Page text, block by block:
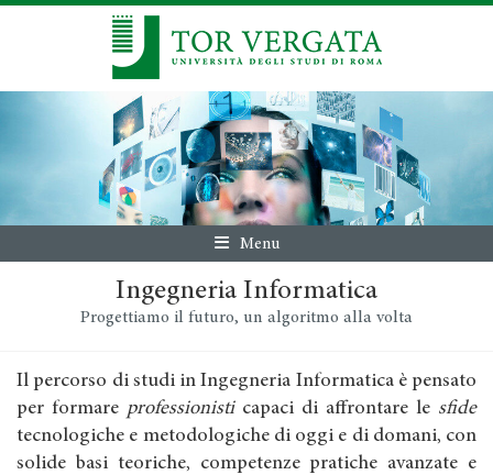
Menu
Ingegneria Informatica
Progettiamo il futuro, un algoritmo alla volta
Il percorso di studi in Ingegneria Informatica è pensato
per formare professionisticapaci di affrontare le sfide
tecnologiche e metodologiche di oggi e di domani, con
solide basi teoriche, competenze pratiche avanzate e